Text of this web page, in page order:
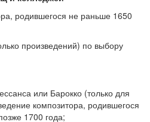
родившегося не раньше 1650
произведений) по выбору
или Барокко (только для
композитора, родившегося
1700 года;